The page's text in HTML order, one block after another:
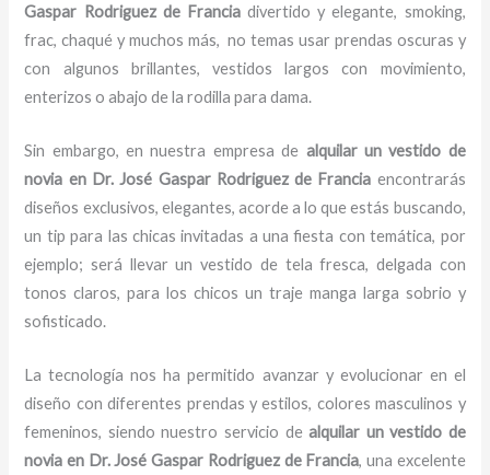
Gaspar Rodriguez de Franciadivertido y elegante, smoking,
frac, chaqué y muchos más, no temas usar prendas oscuras y
con algunos brillantes, vestidos largos con movimiento,
enterizos o abajo de la rodilla para dama.
Sin embargo, en nuestra empresa de alquilar un vestido de
novia en Dr. José Gaspar Rodriguez de Francia encontrarás
diseños exclusivos, elegantes, acorde a lo que estás buscando,
un tip para las chicas invitadas a una fiesta con temática, por
ejemplo; será llevar un vestido de tela fresca, delgada con
tonos claros, para los chicos un traje manga larga sobrio y
sofisticado.
La tecnología nos ha permitido avanzar y evolucionar en el
diseño con diferentes prendas y estilos, colores masculinos y
femeninos, siendo nuestro servicio dealquilar un vestido de
novia en Dr. José Gaspar Rodriguez de Francia, una excelente